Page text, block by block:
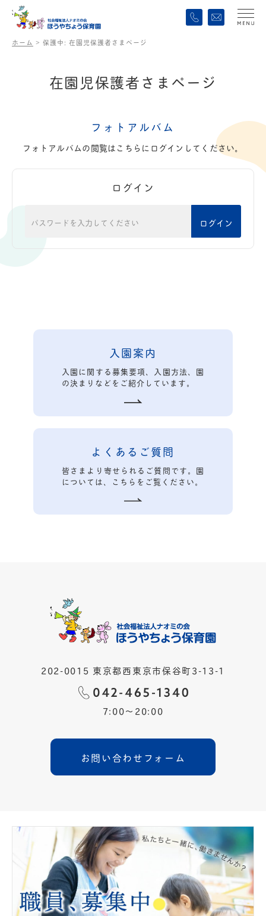
ホーム > 保護中: 在園児保護者さまページ
在園 児保護者さ ま ペー ジ
フォトアルバム
フォトアルバムの閲覧はこちらにログインしてください。
ログイン
入園案内
入園に関する募集要項、入園方法、園
の決まりなどをご紹介しています。
よくあるご質問
皆さまより寄せられるご質問です。園
については、こちらをご覧ください。
202-0015 東京都西東京市保谷町3-13-1
7:00〜20:00
お問い合わせフォーム